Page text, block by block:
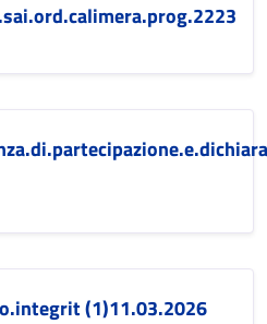
(1)11.03.2026